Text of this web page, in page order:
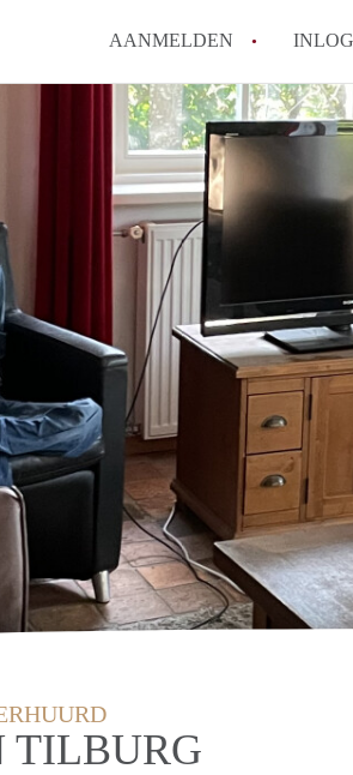
AANMELDEN
TILBURG